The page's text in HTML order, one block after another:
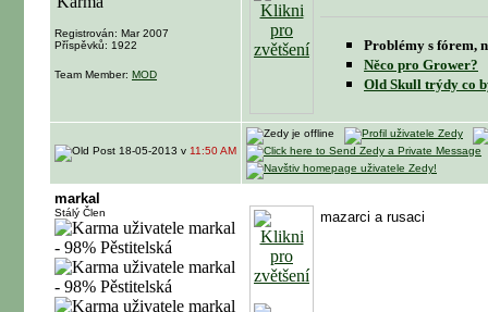
Registrován: Mar 2007
Příspěvků: 1922
Team Member: MOD
Problémy s fórem,
Něco pro Grower?
Old Skull trýdy co
18-05-2013 v 11:50 AM
markal
Stálý Člen mazarci a rusaci